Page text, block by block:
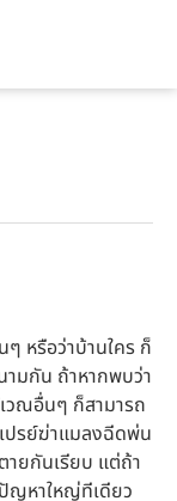
รือว่าบ้านใคร ก็
มกัน ถ้าหากพบว่า
วณอื่นๆ ก็สามารถ
ปรย์ฆ่าแมลงฉีดพ่น
ายกันเรียบ แต่ถ้า
ญหาใหญ่ทีเดียว